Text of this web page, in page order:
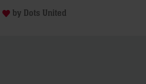
by Dots United